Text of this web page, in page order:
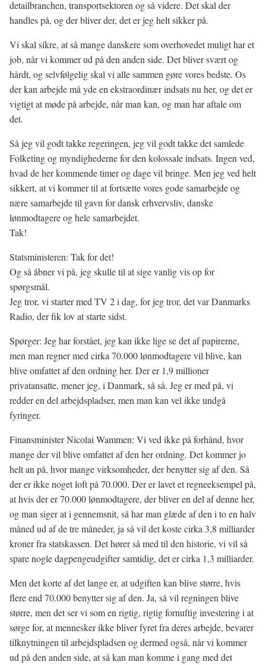
detailbranchen, transportsektoren og så videre. Det skal der
handles på, og der bliver der, det er jeg helt sikker på.
Vi skal sikre, at så mange danskere som overhovedet muligt har et
job, når vi kommer ud på den anden side. Det bliver svært og
hårdt, og selvfølgelig skal vi alle sammen gøre vores bedste. Os
der kan arbejde må yde en ekstraordinær indsats nu her, og det er
vigtigt at møde på arbejde, når man kan, og man har aftale om
det.
Så jeg vil godt takke regeringen, jeg vil godt takke det samlede
Folketing og myndighederne for den kolossale indsats. Ingen ved,
hvad de her kommende timer og dage vil bringe. Men jeg ved helt
sikkert, at vi kommer til at fortsætte vores gode samarbejde og
nære samarbejde til gavn for dansk erhvervsliv, danske
lønmodtagere og hele samarbejdet.
Tak!
Statsministeren: Tak for det!
Og så åbner vi på, jeg skulle til at sige vanlig vis op for
spørgsmål.
Jeg tror, vi starter med TV 2 i dag, for jeg tror, det var Danmarks
Radio, der fik lov at starte sidst.
Spørger: Jeg har forstået, jeg kan ikke lige se det af papirerne,
men man regner med cirka 70.000 lønmodtagere vil blive, kan
blive omfattet af den ordning her. Der er 1,9 millioner
privatansatte, mener jeg, i Danmark, så så. Jeg er med på, vi
redder en del arbejdspladser, men man kan vel ikke undgå
fyringer.
Finansminister Nicolai Wammen: Vi ved ikke på forhånd, hvor
mange der vil blive omfattet af den her ordning. Det kommer jo
helt an på, hvor mange virksomheder, der benytter sig af den. Så
der er ikke noget loft på 70.000. Der er lavet et regneeksempel på,
at hvis der er 70.000 lønmodtagere, der bliver en del af denne her,
og man siger at i gennemsnit, så har man glæde af den i to en halv
måned ud af de tre måneder, ja så vil det koste cirka 3,8 milliarder
kroner fra statskassen. Det hører så med til den historie, vi vil så
spare nogle dagpengeudgifter samtidig, det er cirka 1,3 milliarder.
Men det korte af det lange er, at udgiften kan blive større, hvis
flere end 70.000 benytter sig af den. Ja, så vil regningen blive
større, men det ser vi som en rigtig, rigtig fornuftig investering i at
sørge for, at mennesker ikke bliver fyret fra deres arbejde, bevarer
tilknytningen til arbejdspladsen og dermed også, når vi kommer
ud på den anden side, at så kan man komme i gang med det